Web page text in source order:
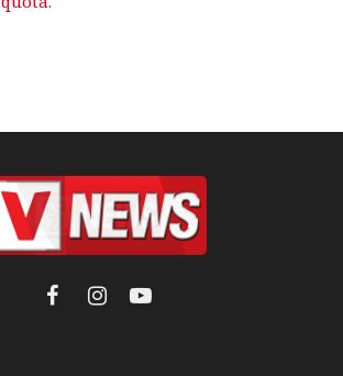
FacebookInstagramYouTube